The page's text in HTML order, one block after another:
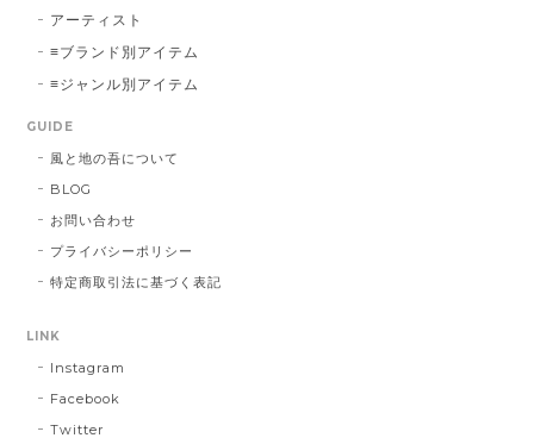
アーティスト
≡ブランド別アイテム
≡ジャンル別アイテム
GUIDE
風と地の吾について
BLOG
お問い合わせ
プライバシーポリシー
特定商取引法に基づく表記
LINK
Instagram
Facebook
Twitter